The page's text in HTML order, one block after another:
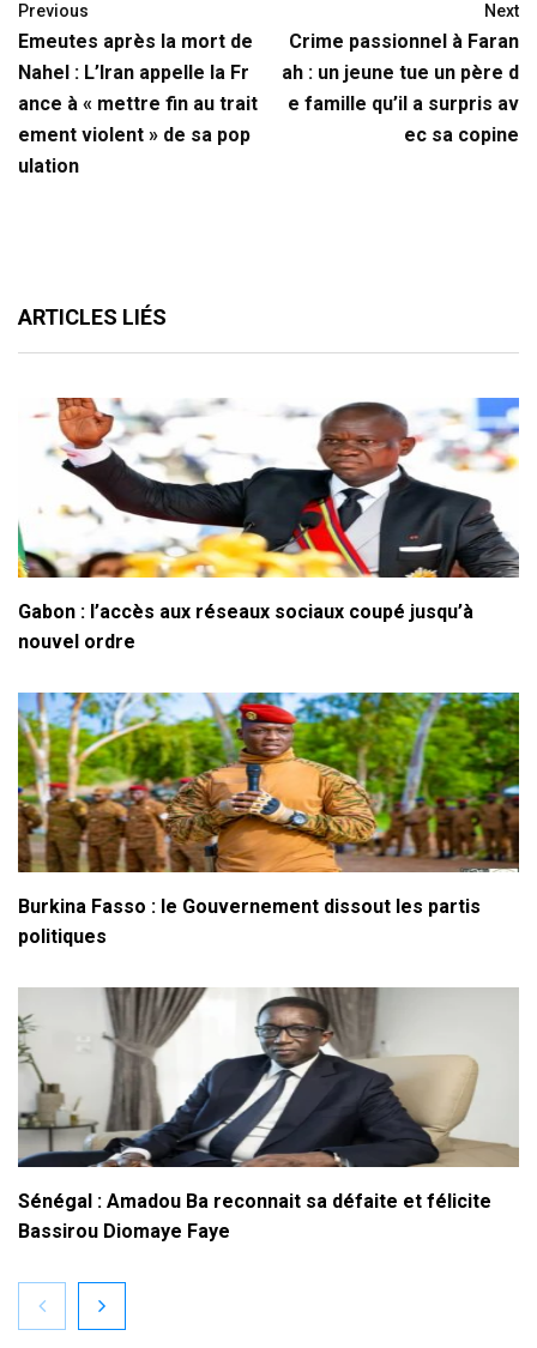
Previous
Emeutes après la mort de
Nahel : L’Iran appelle la Fr
ance à « mettre fin au trait
ement violent » de sa pop
ulation
Next
Crime passionnel à Faran
ah : un jeune tue un père d
e famille qu’il a surpris av
ec sa copine
ARTICLES LIÉS
Gabon : l’accès aux réseaux sociaux coupé jusqu’à
nouvel ordre
Burkina Fasso : le Gouvernement dissout les partis
politiques
Sénégal : Amadou Ba reconnait sa défaite et félicite
Bassirou Diomaye Faye